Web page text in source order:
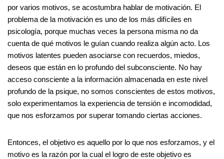
por varios motivos, se acostumbra hablar de motivación. El
problema de la motivación es uno de los más difíciles en
psicología, porque muchas veces la persona misma no da
cuenta de qué motivos le guían cuando realiza algún acto. Los
motivos latentes pueden asociarse con recuerdos, miedos,
deseos que están en lo profundo del subconsciente. No hay
acceso consciente a la información almacenada en este nivel
profundo de la psique, no somos conscientes de estos motivos,
solo experimentamos la experiencia de tensión e incomodidad,
que nos esforzamos por superar tomando ciertas acciones.
Entonces, el objetivo es aquello por lo que nos esforzamos, y el
motivo es la razón por la cual el logro de este objetivo es